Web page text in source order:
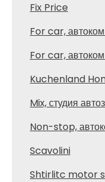
Fix Price
For car,
For car,
Kuchenland
Mix, студия
Non-stop,
Scavolini
Shtirlitc motor